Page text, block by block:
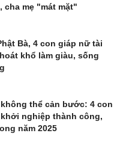
cha mẹ "mát mặt"
Bà, 4 con giáp nữ tài
khổ làm giàu, sống
thể cản bước: 4 con
nghiệp thành công,
năm 2025